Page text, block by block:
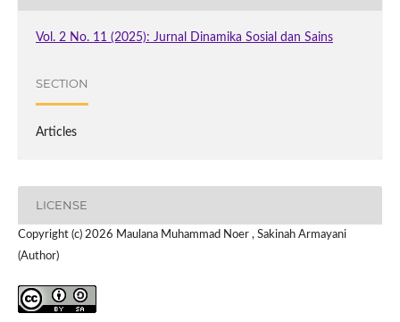
Vol. 2 No. 11 (2025): Jurnal Dinamika Sosial dan Sains
SECTION
Articles
LICENSE
Copyright (c) 2026 Maulana Muhammad Noer , Sakinah Armayani
(Author)